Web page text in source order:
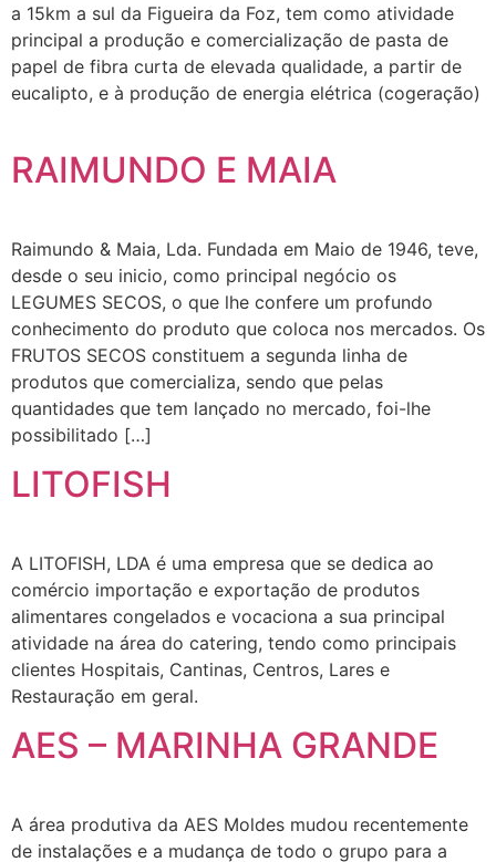
a 15km a sul da Figueira da Foz, tem como atividade
principal a produção e comercialização de pasta de
papel de fibra curta de elevada qualidade, a partir de
eucalipto, e à produção de energia elétrica (cogeração)
RAIMUNDO E MAIA
Raimundo & Maia, Lda. Fundada em Maio de 1946, teve,
desde o seu inicio, como principal negócio os
LEGUMES SECOS, o que lhe confere um profundo
conhecimento do produto que coloca nos mercados. Os
FRUTOS SECOS constituem a segunda linha de
produtos que comercializa, sendo que pelas
quantidades que tem lançado no mercado, foi-lhe
possibilitado […]
LITOFISH
A LITOFISH, LDA é uma empresa que se dedica ao
comércio importação e exportação de produtos
alimentares congelados e vocaciona a sua principal
atividade na área do catering, tendo como principais
clientes Hospitais, Cantinas, Centros, Lares e
Restauração em geral.
AES – MARINHA GRANDE
A área produtiva da AES Moldes mudou recentemente
de instalações e a mudança de todo o grupo para a